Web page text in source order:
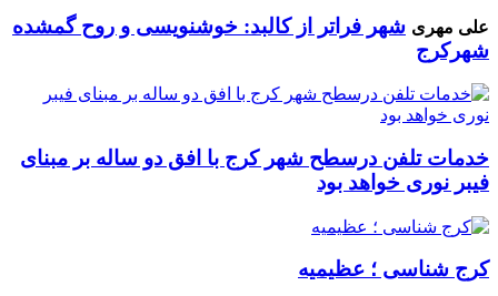
علی مهری شهر فراتر از کالبد: خوشنویسی و روح گمشده
شهرکرج
خدمات تلفن درسطح شهر کرج با افق دو ساله بر مبنای
فیبر نوری خواهد بود
کرج شناسی ؛ عظیمیه